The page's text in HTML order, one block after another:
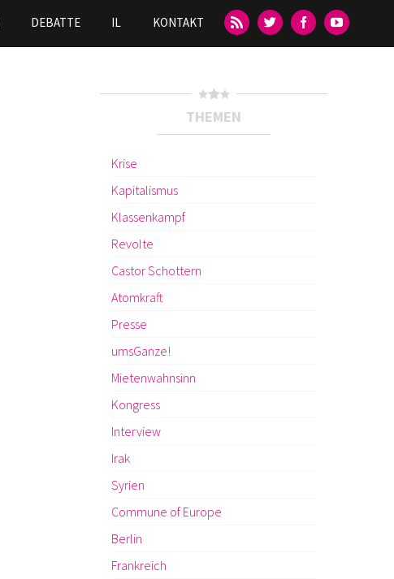
DEBATTE IL KONTAKT
THEMEN
Krise
Kapitalismus
Klassenkampf
Revolte
Castor Schottern
Atomkraft
Presse
umsGanze!
Mietenwahnsinn
Kongress
Interview
Irak
Syrien
Commune of Europe
Berlin
Frankreich